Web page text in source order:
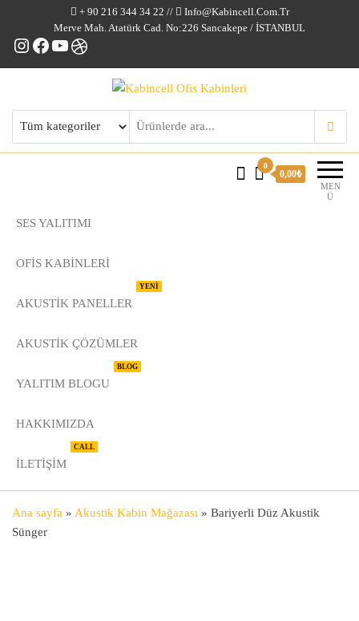
+ 90 216 344 34 22 //
Info@kabincell.com.tr
Merve Mah. Atatürk Cad. No:226 Sancakepe / İSTANBUL
Instagram
Facebook
YouTube
Dribbble
Kabincell Ofis Kabinleri
MEN
Ü
0
0,00₺
SES YALITIMI
OFİS KABİNLERİ
AKUSTİK PANELLER
YENİ
AKUSTIK ÇÖZÜMLER
YALITIM BLOGU
BLOG
HAKKIMIZDA
İLETIŞIM
CALL
Ana sayfa » Akustik Kabin Mağazası » Bariyerli Düz Akustik
Sünger